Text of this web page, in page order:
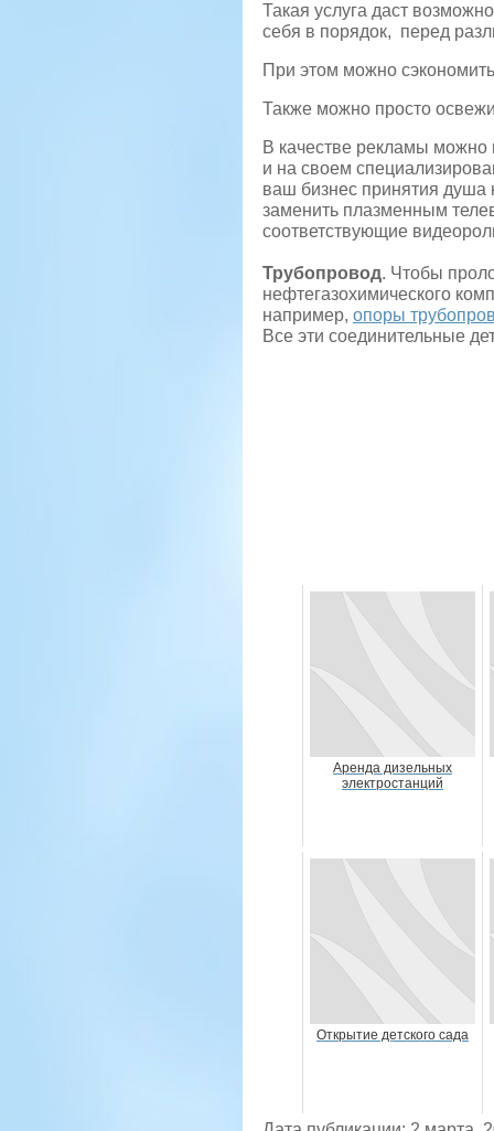
Такая услуга даст
себя в порядок, перед
При этом можно
Также можно просто
В качестве рекламы можно
и на своем
ваш бизнес принятия душа
заменить плазменным
соответствующие
Трубопровод. Чтобы
нефтегазохимического
например, опоры
Все эти соединительные
Аренда дизельных
электростанций
Открытие детского сада